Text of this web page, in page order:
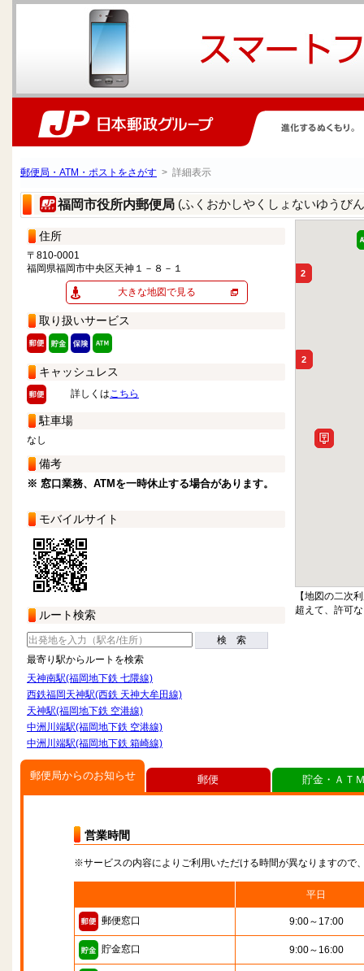
郵便局・ATM・ポストをさがす > 詳細表示
福岡市役所内郵便局 (ふくおかしやくしょないゆうび
住所
〒810-0001
福岡県福岡市中央区天神１－８－１
大きな地図で見る
取り扱いサービス
キャッシュレス
詳しくはこちら
駐車場
なし
備考
※ 窓口業務、ATMを一時休止する場合があります。
モバイルサイト
ルート検索
検 索
最寄り駅からルートを検索
天神南駅(福岡地下鉄 七隈線)
西鉄福岡天神駅(西鉄 天神大牟田線)
天神駅(福岡地下鉄 空港線)
中洲川端駅(福岡地下鉄 空港線)
中洲川端駅(福岡地下鉄 箱崎線)
2
2
【地図の二次
超えて、許可
郵便局からのお知らせ
営業時間
※サービスの内容によりご利用いただける時間が異なりますので
平日
郵便窓口 9:00～17:00
貯金窓口 9:00～16:00
郵便 貯金・ＡＴ